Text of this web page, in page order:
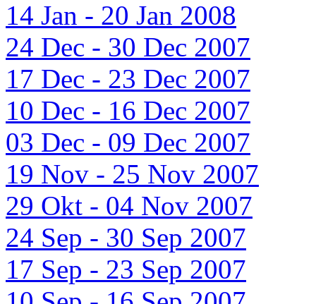
14 Jan - 20 Jan 2008
24 Dec - 30 Dec 2007
17 Dec - 23 Dec 2007
10 Dec - 16 Dec 2007
03 Dec - 09 Dec 2007
19 Nov - 25 Nov 2007
29 Okt - 04 Nov 2007
24 Sep - 30 Sep 2007
17 Sep - 23 Sep 2007